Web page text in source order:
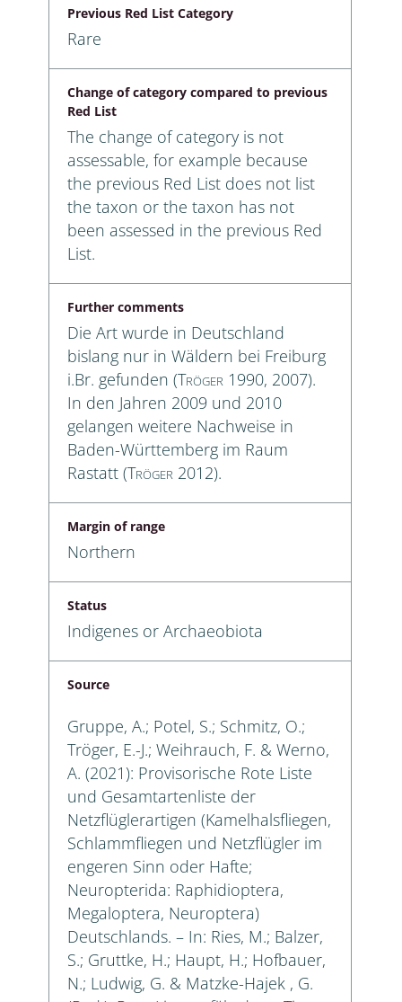
Previous Red List Category
Rare
Change of category compared to previous
Red List
The change of category is not
assessable, for example because
the previous Red List does not list
the taxon or the taxon has not
been assessed in the previous Red
List.
Further comments
Die Art wurde in Deutschland
bislang nur in Wäldern bei Freiburg
i.Br. gefunden (Tröger 1990, 2007).
In den Jahren 2009 und 2010
gelangen weitere Nachweise in
Baden-Württemberg im Raum
Rastatt (Tröger 2012).
Margin of range
Northern
Status
Indigenes or Archaeobiota
Source
Gruppe, A.; Potel, S.; Schmitz, O.;
Tröger, E.-J.; Weihrauch, F. & Werno,
A. (2021): Provisorische Rote Liste
und Gesamtartenliste der
Netzflüglerartigen (Kamelhalsfliegen,
Schlammfliegen und Netzflügler im
engeren Sinn oder Hafte;
Neuropterida: Raphidioptera,
Megaloptera, Neuroptera)
Deutschlands. – In: Ries, M.; Balzer,
S.; Gruttke, H.; Haupt, H.; Hofbauer,
N.; Ludwig, G. & Matzke-Hajek , G.